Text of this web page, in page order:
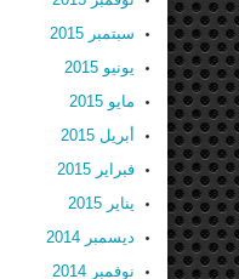
سبتمبر 2015
يونيو 2015
مايو 2015
أبريل 2015
فبراير 2015
يناير 2015
ديسمبر 2014
نوفمبر 2014